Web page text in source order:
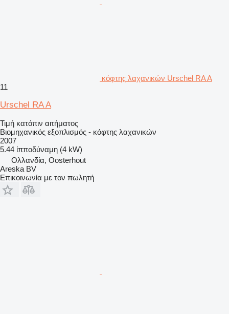
κόφτης λαχανικών Urschel RA A
11
Urschel RA A
Τιμή κατόπιν αιτήματος
Βιομηχανικός εξοπλισμός - κόφτης λαχανικών
2007
5.44 ίπποδύναμη (4 kW)
Ολλανδία, Oosterhout
Areska BV
Επικοινωνία με τον πωλητή